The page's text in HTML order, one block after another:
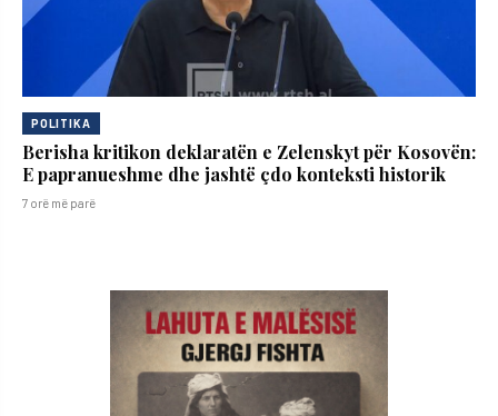
POLITIKA
Berisha kritikon deklaratën e Zelenskyt për Kosovën:
E papranueshme dhe jashtë çdo konteksti historik
7 orë më parë